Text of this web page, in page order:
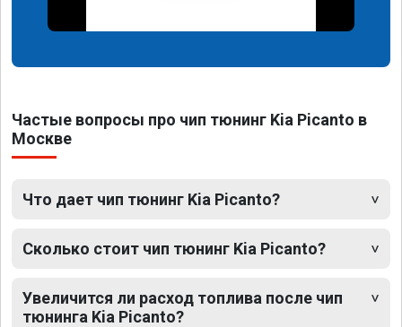
Частые вопросы про чип тюнинг Kia Picanto в
Москве
Что дает чип тюнинг Kia Picanto?
Сколько стоит чип тюнинг Kia Picanto?
Увеличится ли расход топлива после чип
тюнинга Kia Picanto?